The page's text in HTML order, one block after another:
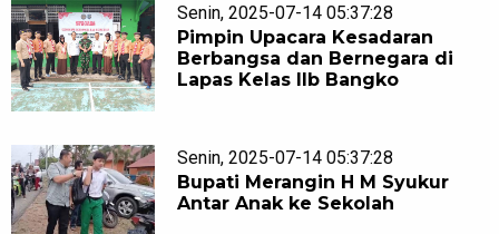
Senin, 2025-07-14 05:37:28
Pimpin Upacara Kesadaran
Berbangsa dan Bernegara di
Lapas Kelas IIb Bangko
Senin, 2025-07-14 05:37:28
Bupati Merangin H M Syukur
Antar Anak ke Sekolah